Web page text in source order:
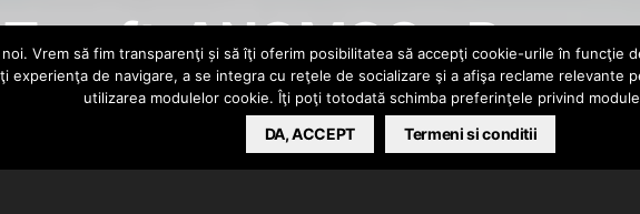
ft. ANOMOS – Prea
Vrem să fim transparenţi și să îţi oferim posibilitatea să accepţi cookie-urile în funcţie
de navigare, a se integra cu reţele de socializare şi a afişa reclame relevante
utilizarea modulelor cookie. Îţi poţi totodată schimba preferinţele privind
DA, ACCEPT Termeni si conditii